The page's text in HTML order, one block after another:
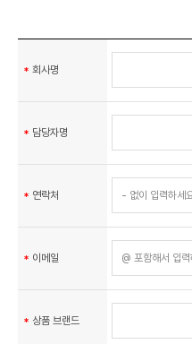
회사명
담당자명
연락처
이메일
상품 브랜드